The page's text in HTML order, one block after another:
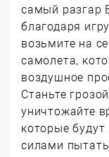
самый разгар
благодаря
возьмите на
самолета,
воздушное
Станьте
уничтожайте
которые
силами